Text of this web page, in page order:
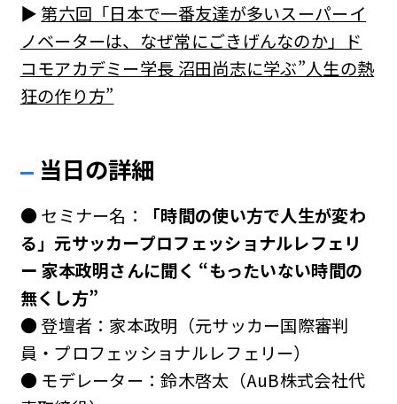
▶︎ 第六回「日本で一番友達が多いスーパーイ
ノベーターは、なぜ常にごきげんなのか」ド
コモアカデミー学長 沼田尚志に学ぶ”人生の熱
狂の作り方”
当日の詳細
● セミナー名：
「時間の使い方で人生が変わ
る」元サッカープロフェッショナルレフェリ
ー 家本政明さんに聞く “もったいない時間の
無くし方”
● 登壇者：家本政明（元サッカー国際審判
員・プロフェッショナルレフェリー）
● モデレーター：鈴木啓太（AuB株式会社代